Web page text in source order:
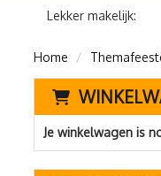
Lekker makelijk:
Home
Je winkelwagen is